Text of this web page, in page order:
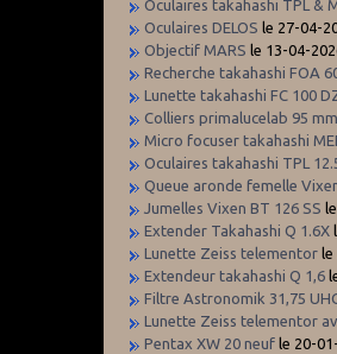
Oculaires takahashi TPL &
Oculaires DELOS le 27-04-
Objectif MARS le 13-04-
Recherche takahashi FOA
Lunette takahashi FC 100
Colliers primalucelab 95 mm
Micro focuser takahashi
Oculaires takahashi TPL
Queue aronde femelle
Jumelles Vixen BT 126 SS
Extender Takahashi Q 1.6X
Lunette Zeiss telementor
Extendeur takahashi Q 1,6
Filtre Astronomik 31,75
Lunette Zeiss telementor
Pentax XW 20 neuf le 20-